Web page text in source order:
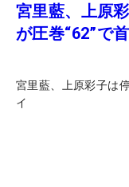
宮里藍、上原
が圧巻“62”で
宮里藍、上原彩子は
イ